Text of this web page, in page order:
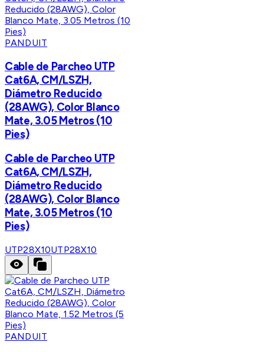
PANDUIT
Cable de Parcheo UTP
Cat6A, CM/LSZH,
Diámetro Reducido
(28AWG), Color Blanco
Mate, 3.05 Metros (10
Pies)
Cable de Parcheo UTP
Cat6A, CM/LSZH,
Diámetro Reducido
(28AWG), Color Blanco
Mate, 3.05 Metros (10
Pies)
UTP28X10UTP28X10
PANDUIT